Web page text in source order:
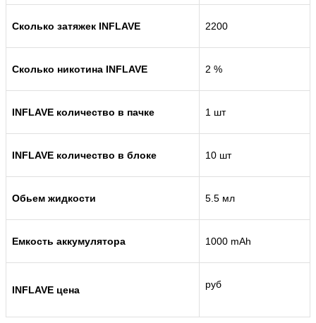
Сколько затяжек INFLAVE 2200
Сколько никотина INFLAVE 2 %
INFLAVE количество в пачке 1 шт
INFLAVE количество в блоке 10 шт
Обьем жидкости 5.5 мл
Емкость аккумулятора 1000 mAh
INFLAVE цена руб